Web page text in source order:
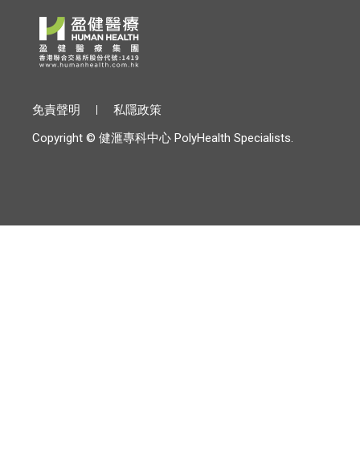
免責聲明
私隱政策
Copyright © 健滙專科中心 PolyHealth Specialists.